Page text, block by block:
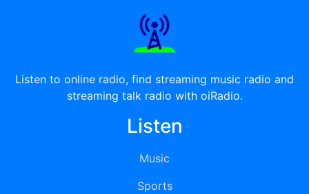
Listen to online radio, find streaming music radio and
streaming talk radio with oiRadio.
Listen
Music
Sports